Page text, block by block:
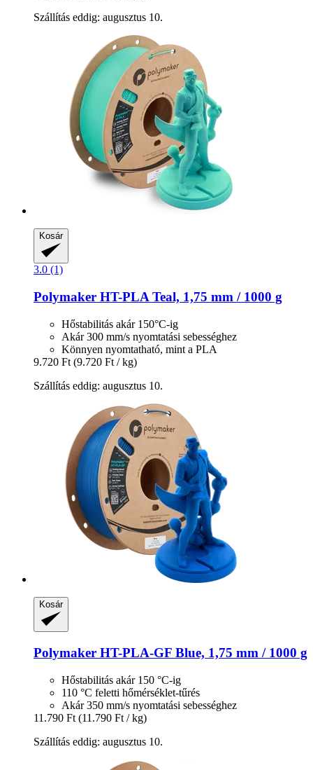
Szállítás eddig: augusztus 10.
Kosár
3.0 (1)
Polymaker HT-​PLA Teal, 1,75 mm / 1000 g
Hőstabilitás akár 150°C-ig
Akár 300 mm/s nyomtatási sebességhez
Könnyen nyomtatható, mint a PLA
9.720 Ft (9.720 Ft / kg)
Szállítás eddig: augusztus 10.
Kosár
Polymaker HT-​PLA-​GF Blue, 1,75 mm / 1000 g
Hőstabilitás akár 150 °C-ig
110 °C feletti hőmérséklet-tűrés
Akár 350 mm/s nyomtatási sebességhez
11.790 Ft (11.790 Ft / kg)
Szállítás eddig: augusztus 10.